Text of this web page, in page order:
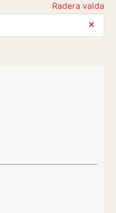
Radera valda
⨯